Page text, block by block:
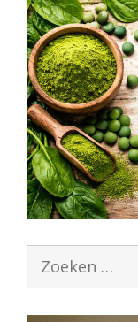
Zoek